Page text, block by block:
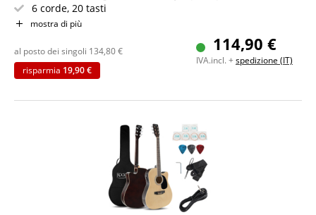
6 corde, 20 tasti
Include custodia, plettri, corde di ricambio e diapason
Colore: naturale
mostra di più
114,90 €
IVA.incl. +spedizione (IT)
al posto dei singoli 134,80€
risparmia 19,90 €